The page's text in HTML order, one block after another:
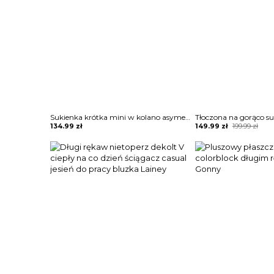
Sukienka krótka mini w kolano asymetryczny nieduży dekolt V na grubych ramiączkach marszczona ściągana w talii bez rękawów na jedno ramię Diamantoula
134.99 zł 199.99zł
Original
was:
199.99 zł.
149.99 zł
Current
is:
149.99 zł.